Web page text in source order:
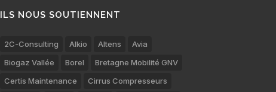
ILS NOUS SOUTIENNENT
2C-Consulting Alkio Altens
Avia
Biogaz Vallée
Borel
Bretagne Mobilité GNV
Certis Maintenance
Cirrus Compresseurs